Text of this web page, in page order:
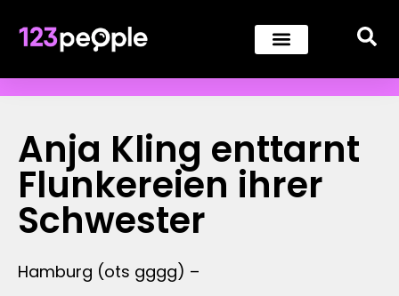
Anja Kling enttarnt
Flunkereien ihrer
Schwester
Hamburg (ots gggg) –